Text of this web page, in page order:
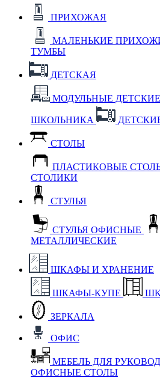
ПРИХОЖАЯ
МАЛЕНЬКИЕ
ТУМБЫ
ДЕТСКАЯ
МОДУЛЬНЫЕ ДЕТСКИЕ
ШКОЛЬНИКА
СТОЛЫ
ПЛАСТИКОВЫЕ
СТОЛИКИ
СТУЛЬЯ
СТУЛЬЯ ОФИСНЫЕ
МЕТАЛЛИЧЕСКИЕ
ШКАФЫ И ХРАНЕНИЕ
ШКАФЫ-КУПЕ
ЗЕРКАЛА
ОФИС
МЕБЕЛЬ ДЛЯ
ОФИСНЫЕ СТОЛЫ